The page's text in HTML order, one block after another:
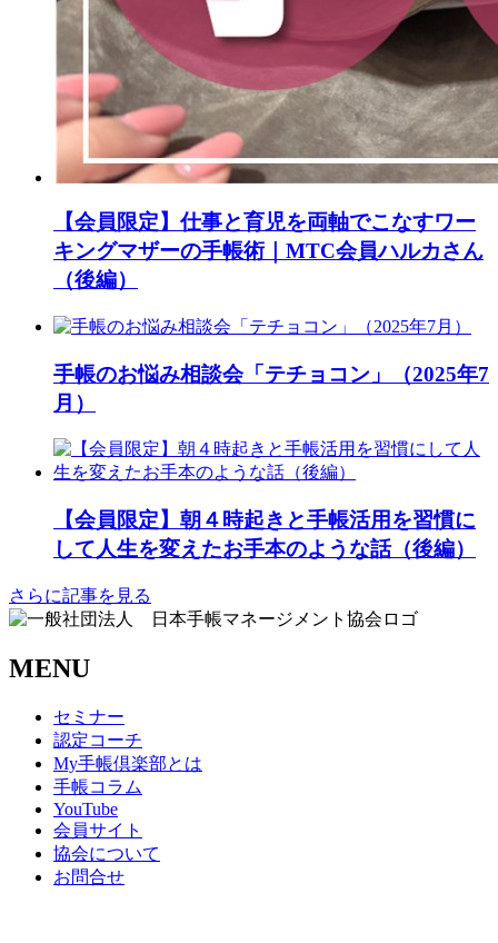
【会員限定】仕事と育児を両軸でこなすワー
キングマザーの手帳術｜MTC会員ハルカさん
（後編）
手帳のお悩み相談会「テチョコン」（2025年7
月）
【会員限定】朝４時起きと手帳活用を習慣に
して人生を変えたお手本のような話（後編）
さらに記事を見る
MENU
セミナー
認定コーチ
My手帳倶楽部とは
手帳コラム
YouTube
会員サイト
協会について
お問合せ